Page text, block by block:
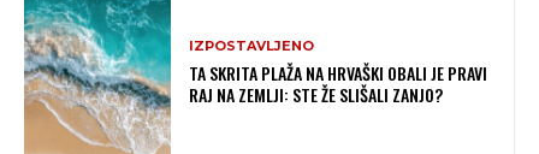
IZPOSTAVLJENO
TA SKRITA PLAŽA NA HRVAŠKI OBALI JE PRAVI
RAJ NA ZEMLJI: STE ŽE SLIŠALI ZANJO?